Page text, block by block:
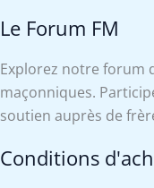
Le Forum FM
Explorez notre forum
maçonniques.
soutien auprès de
Conditions